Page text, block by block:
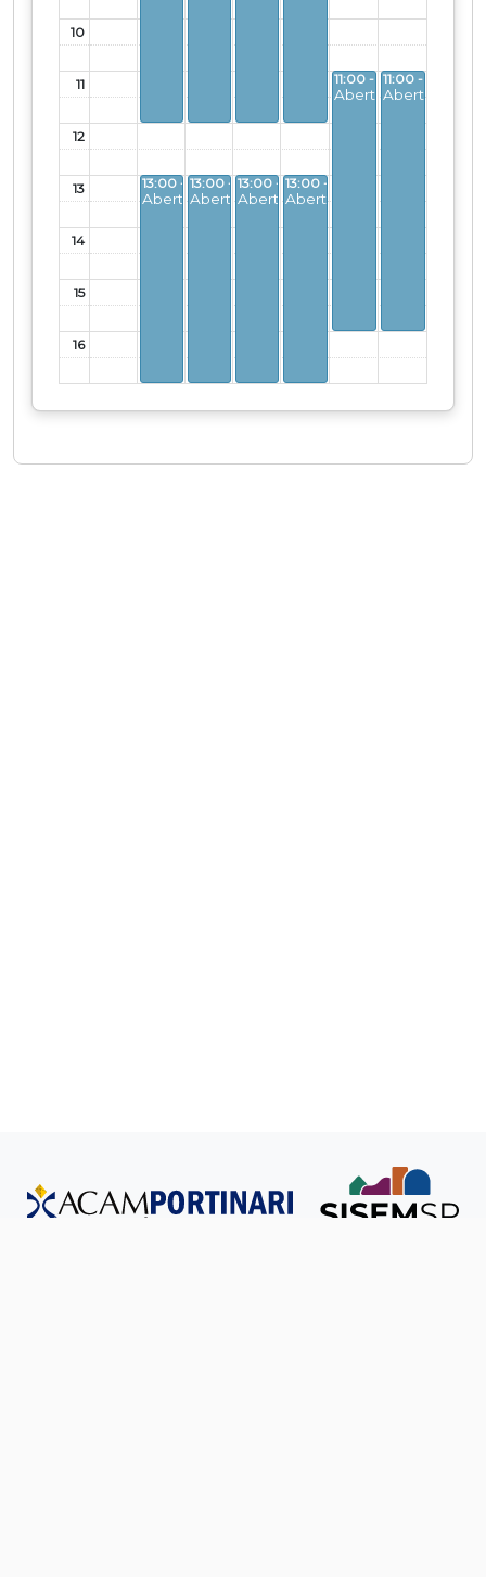
10
11
12
13
14
15
16
13:00 - 17:00
Aberto
13:00 - 17:00
Aberto
13:00 - 17:00
Aberto
13:00 - 17:00
Aberto
11:00 - 16:00
Aberto
11:00 - 16:00
Aberto